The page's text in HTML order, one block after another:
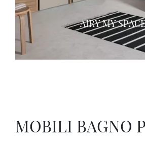
AIRY MY
MOBILI BAGNO